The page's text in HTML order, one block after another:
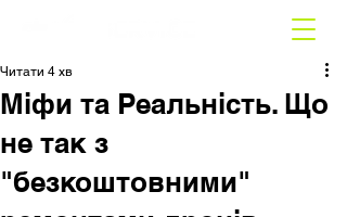
Міфи та Реальність. Що
не так з
"безкоштовними"
Читати 4 хв